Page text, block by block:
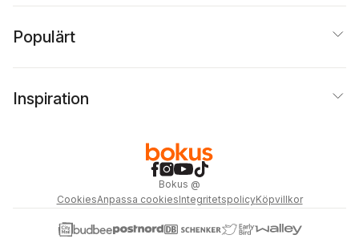
Populärt
Inspiration
Bokus @
CookiesAnpassa cookiesIntegritetspolicyKöpvillkor